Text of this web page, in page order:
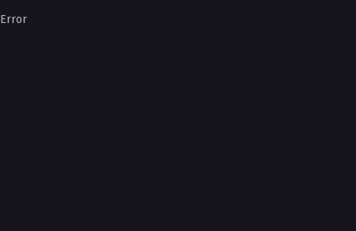
Error